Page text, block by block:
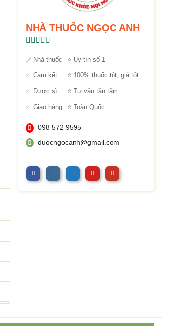
NHÀ THUỐC NGỌC ANH
hạng5.005
✅ Nhà thuốc ⭐ Uy tín số 1
✅ Cam kết ⭐ 100% thuốc tốt, giá tốt
✅ Dược sĩ ⭐ Tư vấn tận tâm
✅ Giao hàng ⭐ Toàn Quốc
098 572 9595
duocngocanh@gmail.com